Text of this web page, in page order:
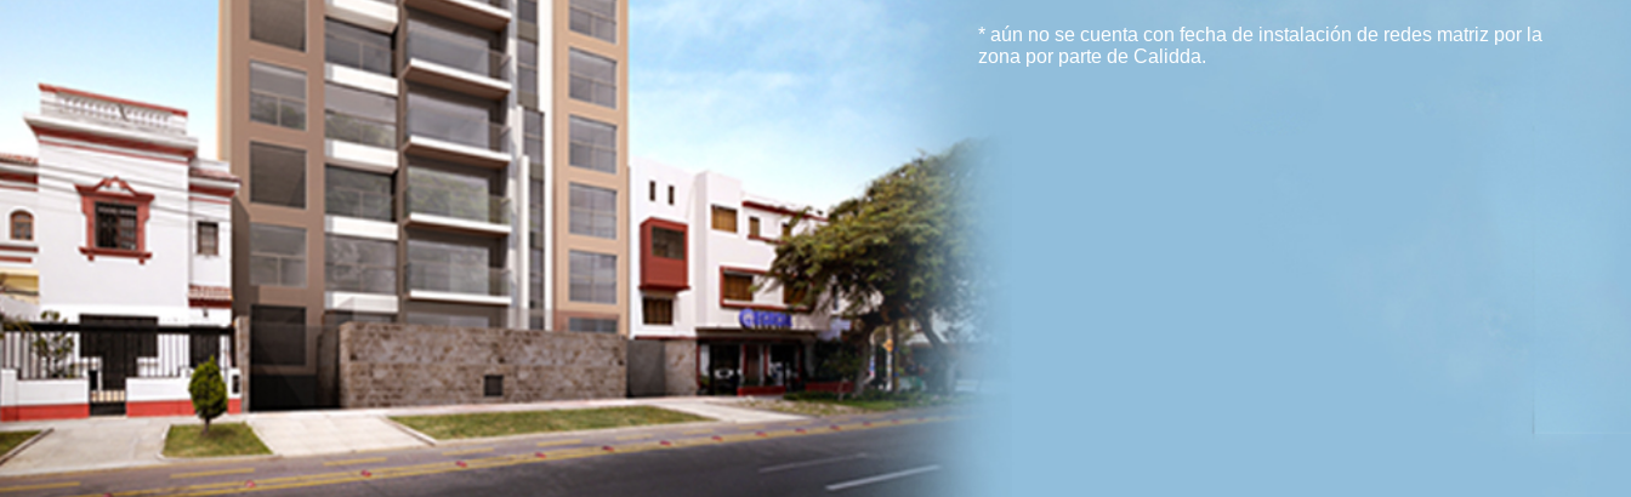
* aún no se cuenta con fecha de instalación de redes matriz por la
zona por parte de Calidda.